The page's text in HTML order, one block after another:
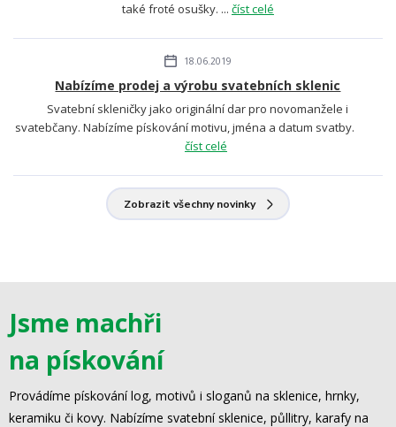
také froté osušky. ... číst celé
18.06.2019
Nabízíme prodej a výrobu svatebních sklenic
Svatební skleničky jako originální dar pro novomanžele i
svatebčany. Nabízíme pískování motivu, jména a datum svatby.
číst celé
Zobrazit všechny novinky
Jsme machři
na pískování
Provádíme pískování log, motivů i sloganů na sklenice, hrnky,
keramiku či kovy. Nabízíme svatební sklenice, půllitry, karafy na